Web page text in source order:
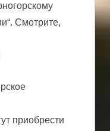
Смотрите,
приобрести